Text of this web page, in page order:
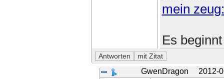
mein zeug:
Es
GwenDragon 2012-